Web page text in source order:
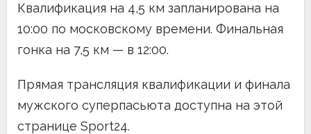
Квалификация на 4,5 км запланирована на
10:00 по московскому времени. Финальная
гонка на 7,5 км — в 12:00.
Прямая трансляция квалификации и финала
мужского суперпасьюта доступна на этой
странице Sport24.